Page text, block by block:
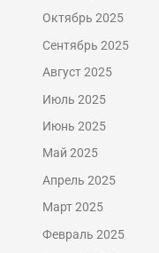
Октябрь 2025
Сентябрь 2025
Август 2025
Июль 2025
Июнь 2025
Май 2025
Апрель 2025
Март 2025
Февраль 2025